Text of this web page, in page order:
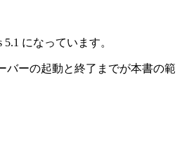
になっています。
バーの起動と終了までが本書の範